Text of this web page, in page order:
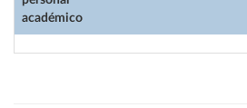
académico